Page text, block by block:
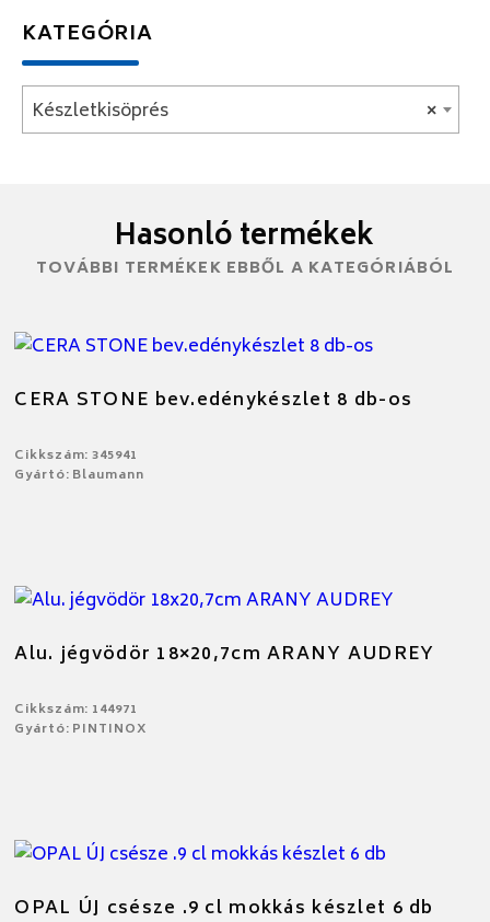
KATEGÓRIA
×
Készletkisöprés
Hasonló termékek
TOVÁBBI TERMÉKEK EBBŐL A KATEGÓRIÁBÓL
CERA STONE bev.edénykészlet 8 db-os
Cikkszám: 345941
Gyártó: Blaumann
Alu. jégvödör 18×20,7cm ARANY AUDREY
Cikkszám: 144971
Gyártó: PINTINOX
OPAL ÚJ csésze .9 cl mokkás készlet 6 db